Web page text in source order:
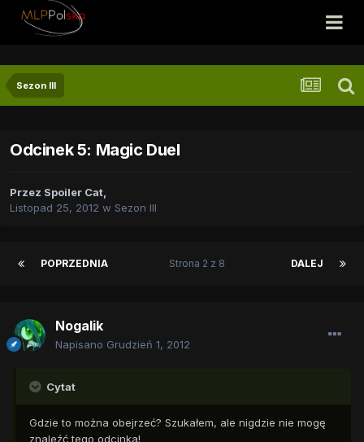
Sezon III
Odcinek 5: Magic Duel
Przez Spoiler Cat,
Listopad 25, 2012 w Sezon III
POPRZEDNIA DALEJ
Strona 2 z 8
Nogalik
Napisano Grudzień 1, 2012
Cytat
Gdzie to można obejrzeć? Szukałem, ale nigdzie nie mogę
znaleźć tego odcinka!